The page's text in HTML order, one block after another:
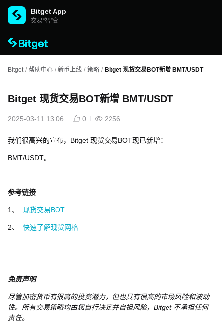
Bitget App
交易“智”变
Bitget / 帮助中心 / 新币上线 / 策略 / Bitget 现货交易BOT新增 BMT/USDT
Bitget 现货交易BOT新增 BMT/USDT
2025-03-11 13:06 0 2256
我们很高兴的宣布，Bitget 现货交易BOT现已新增：
BMT/USDT。
参考链接
1、 现货交易BOT
2、 快速了解现货网格
免责声明
尽管加密货币有很高的投资潜力，但也具有很高的市场风险和波动
性。所有交易策略均由您自行决定并自担风险，Bitget 不承担任何
责任。